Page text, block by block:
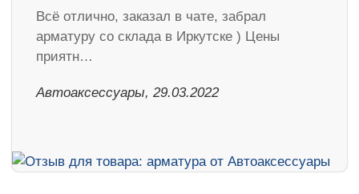
Всё отлично, заказал в чате, забрал
арматуру со склада в Иркутске ) Цены
приятн…
Автоаксессуары, 29.03.2022